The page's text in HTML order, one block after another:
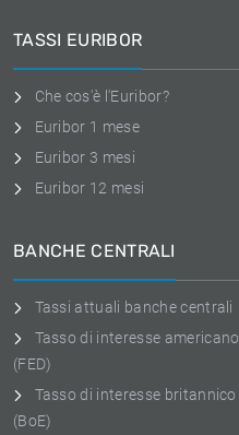
TASSI EURIBOR
Che cos'è l'Euribor?
Euribor 1 mese
Euribor 3 mesi
Euribor 12 mesi
BANCHE CENTRALI
Tassi attuali banche centrali
Tasso di interesse americano
(FED)
Tasso di interesse britannico
(BoE)